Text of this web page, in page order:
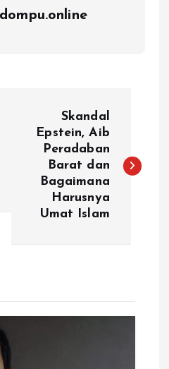
Skandal
Epstein, Aib
Peradaban
Barat dan
Bagaimana
Harusnya
Umat Islam